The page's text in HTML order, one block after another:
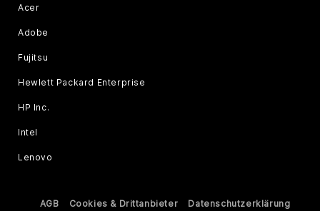
Acer
Adobe
Fujitsu
Hewlett Packard Enterprise
HP Inc.
Intel
Lenovo
AGB Cookies & Drittanbieter Datenschutzerklärung